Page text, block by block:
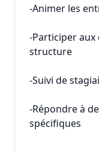
-Animer les
-Participer aux
structure
-Suivi de
-Répondre à
spécifiques